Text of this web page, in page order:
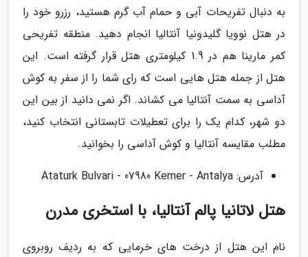
به دنبال تفریحات آبی و حمام آب گرم هستید، رزرو خود را
در هتل نوویا گلیدونیا آنتالیا انجام دهید. منطقه تفریحی
کمر مارینا هم در 1.9 کیلومتری هتل قرار گرفته است. این
هتل از جمله هتل هایی است که رای شما را از سفر به کوش
آداسی به سمت آنتالیا می کشاند. اگر نمی دانید از بین این
دو شهر، کدام یک را برای تعطیلات تابستانی انتخاب کنید،
مطلب مقایسه آنتالیا و کوش آداسی را بخوانید.
آدرس: Ataturk Bulvari - 07980 Kemer - Antalya
هتل لاتانیا پالم آنتالیا، با استخری مدرن
نام این هتل از درخت های خرمایی که به ردیف روبروی